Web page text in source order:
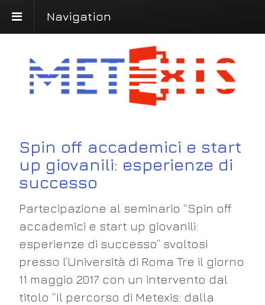
Navigation
Spin off accademici e start
up giovanili: esperienze di
successo
Partecipazione al seminario “Spin off
accademici e start up giovanili:
esperienze di successo” svoltosi
presso l’Università di Roma Tre il giorno
11 maggio 2017 con un intervento dal
titolo “Il percorso di Metexis: dalla